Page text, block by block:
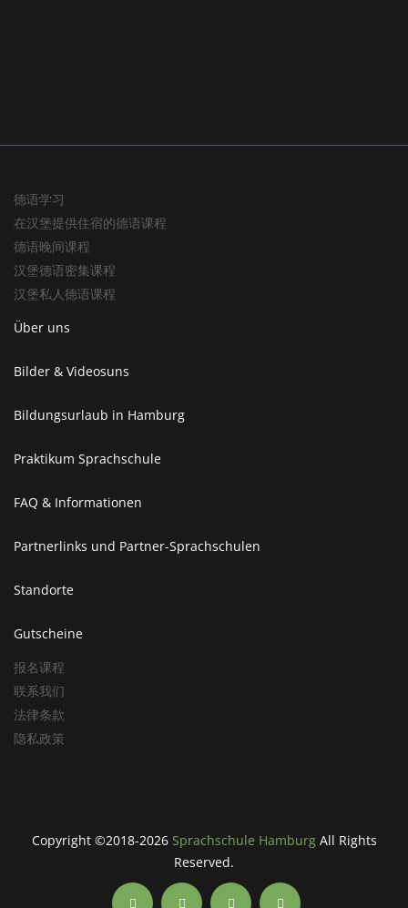
德语学习
在汉堡提供住宿的德语课程
德语晚间课程
汉堡德语密集课程
汉堡私人德语课程
Über uns
Bilder & Videosuns
Bildungsurlaub in Hamburg
Praktikum Sprachschule
FAQ & Informationen
Partnerlinks und Partner-Sprachschulen
Standorte
Gutscheine
报名课程
联系我们
法律条款
隐私政策
Copyright ©2018-2026 Sprachschule HamburgAll Rights
Reserved.